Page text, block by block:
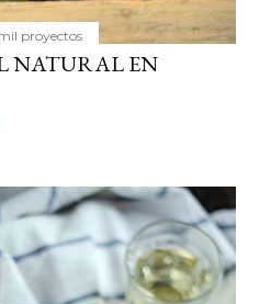
proyectos
NATURAL EN